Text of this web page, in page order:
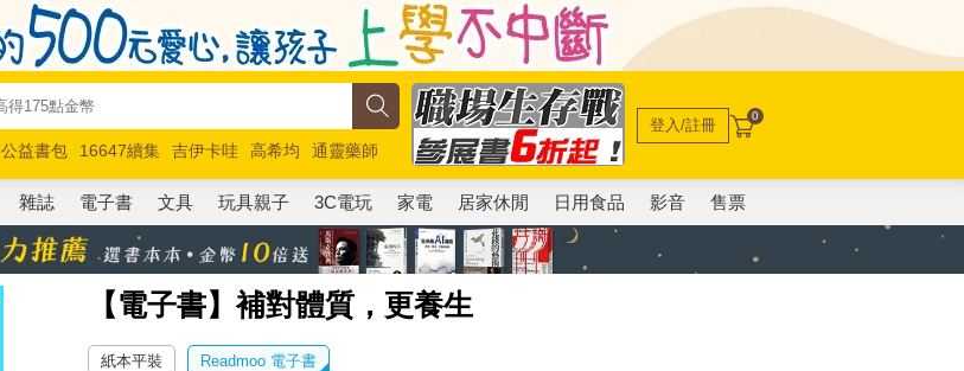
公益書包 16647續集 吉伊卡哇 高希均
通靈藥師
馬斯克 玩具總動員5 超慢跑
登入/註冊 0
雜誌 電子書 文具 玩具親子 3C電玩 家電 居家休閒 日用食品 影音 售票
【電子書】補對體質，更養生
紙本平裝 Readmoo 電子書